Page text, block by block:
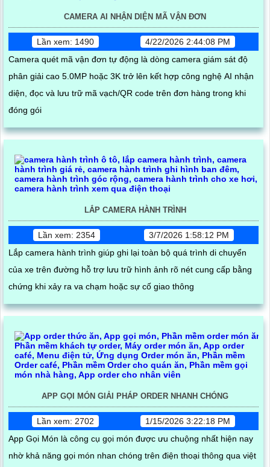
CAMERA AI NHẬN DIỆN MÃ VẬN ĐƠN
Lần xem: 1490
4/22/2026 2:44:08 PM
Camera quét mã vận đơn tự động là dòng camera giám sát độ
phân giải cao 5.0MP hoặc 3K trở lên kết hợp công nghệ AI nhận
diện, đọc và lưu trữ mã vạch/QR code trên đơn hàng trong khi
đóng gói
LẮP CAMERA HÀNH TRÌNH
Lần xem: 2354
3/7/2026 1:58:12 PM
Lắp camera hành trình giúp ghi lại toàn bộ quá trình di chuyển
của xe trên đường hỗ trợ lưu trữ hình ảnh rõ nét cung cấp bằng
chứng khi xảy ra va chạm hoặc sự cố giao thông
APP GỌI MÓN GIẢI PHÁP ORDER NHANH CHÓNG
Lần xem: 2702
1/15/2026 3:22:18 PM
App Gọi Món là công cụ gọi món được ưu chuộng nhất hiện nay
nhờ khả năng gọi món nhan chóng trên điện thoại thông qua việt